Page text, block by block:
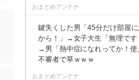
おまとめアンテナ
鍵失くした男「45分だけ部屋
から！」→女子大生「無理です
→男「熱中症になれってか！使
不審者で草ｗｗｗ
おまとめアンテナ